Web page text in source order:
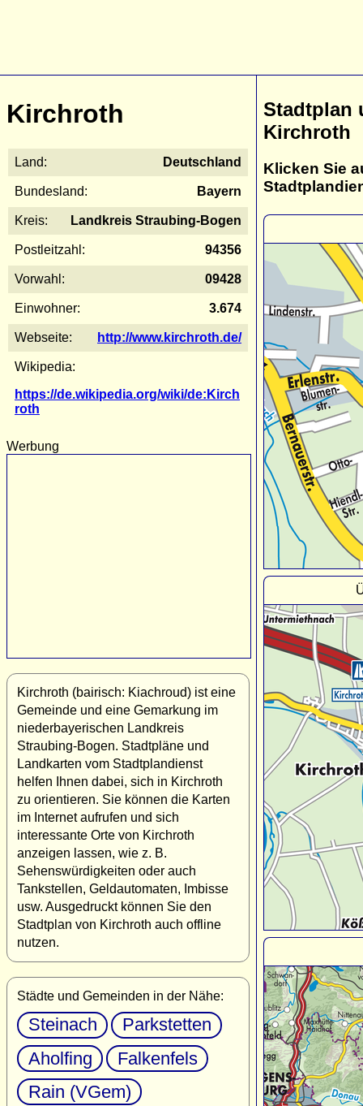
Kirchroth
Land: Deutschland
Bundesland: Bayern
Kreis: Landkreis Straubing-Bogen
Postleitzahl: 94356
Vorwahl: 09428
Einwohner: 3.674
Webseite: http://www.kirchroth.de/
Wikipedia:
https://de.wikipedia.org/wiki/de:Kirch
roth
Werbung
Kirchroth (bairisch: Kiachroud) ist eine
Gemeinde und eine Gemarkung im
niederbayerischen Landkreis
Straubing-Bogen. Stadtpläne und
Landkarten vom Stadtplandienst
helfen Ihnen dabei, sich in Kirchroth
zu orientieren. Sie können die Karten
im Internet aufrufen und sich
interessante Orte von Kirchroth
anzeigen lassen, wie z. B.
Sehenswürdigkeiten oder auch
Tankstellen, Geldautomaten, Imbisse
usw. Ausgedruckt können Sie den
Stadtplan von Kirchroth auch offline
nutzen.
Städte und Gemeinden in der Nähe:
Steinach
Parkstetten
Aholfing
Falkenfels
Rain (VGem)
Stadtplan
Kirchroth
Klicken Sie